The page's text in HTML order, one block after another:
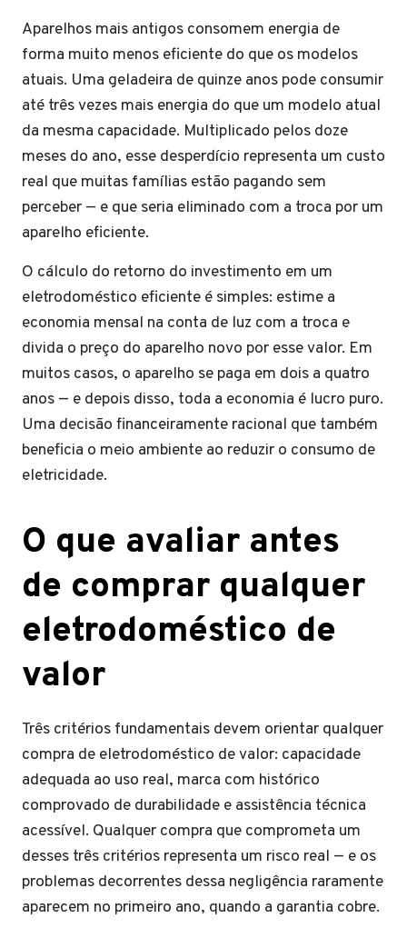
Aparelhos mais antigos consomem energia de
forma muito menos eficiente do que os modelos
atuais. Uma geladeira de quinze anos pode consumir
até três vezes mais energia do que um modelo atual
da mesma capacidade. Multiplicado pelos doze
meses do ano, esse desperdício representa um custo
real que muitas famílias estão pagando sem
perceber — e que seria eliminado com a troca por um
aparelho eficiente.
O cálculo do retorno do investimento em um
eletrodoméstico eficiente é simples: estime a
economia mensal na conta de luz com a troca e
divida o preço do aparelho novo por esse valor. Em
muitos casos, o aparelho se paga em dois a quatro
anos — e depois disso, toda a economia é lucro puro.
Uma decisão financeiramente racional que também
beneficia o meio ambiente ao reduzir o consumo de
eletricidade.
O que avaliar antes
de comprar qualquer
eletrodoméstico de
valor
Três critérios fundamentais devem orientar qualquer
compra de eletrodoméstico de valor: capacidade
adequada ao uso real, marca com histórico
comprovado de durabilidade e assistência técnica
acessível. Qualquer compra que comprometa um
desses três critérios representa um risco real — e os
problemas decorrentes dessa negligência raramente
aparecem no primeiro ano, quando a garantia cobre.